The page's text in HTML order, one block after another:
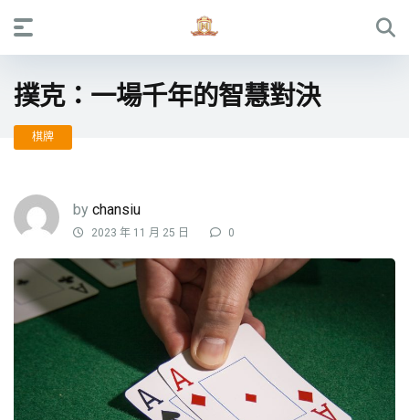
撲克：一場千年的智慧對決
棋牌
by chansiu
2023 年 11 月 25 日 0